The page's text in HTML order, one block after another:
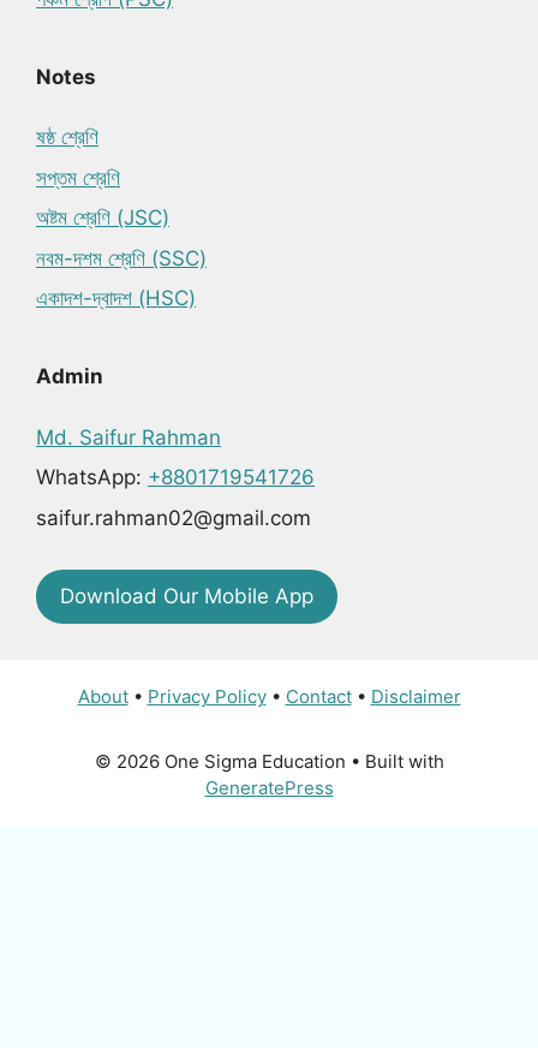
Notes
ষষ্ঠ শ্রেণি
সপ্তম শ্রেণি
অষ্টম শ্রেণি (JSC)
নবম-দশম শ্রেণি (SSC)
একাদশ-দ্বাদশ (HSC)
Admin
Md. Saifur Rahman
WhatsApp: +8801719541726
saifur.rahman02@gmail.com
Download Our Mobile App
About• Privacy Policy• Contact• Disclaimer
© 2026 One Sigma Education • Built with
GeneratePress